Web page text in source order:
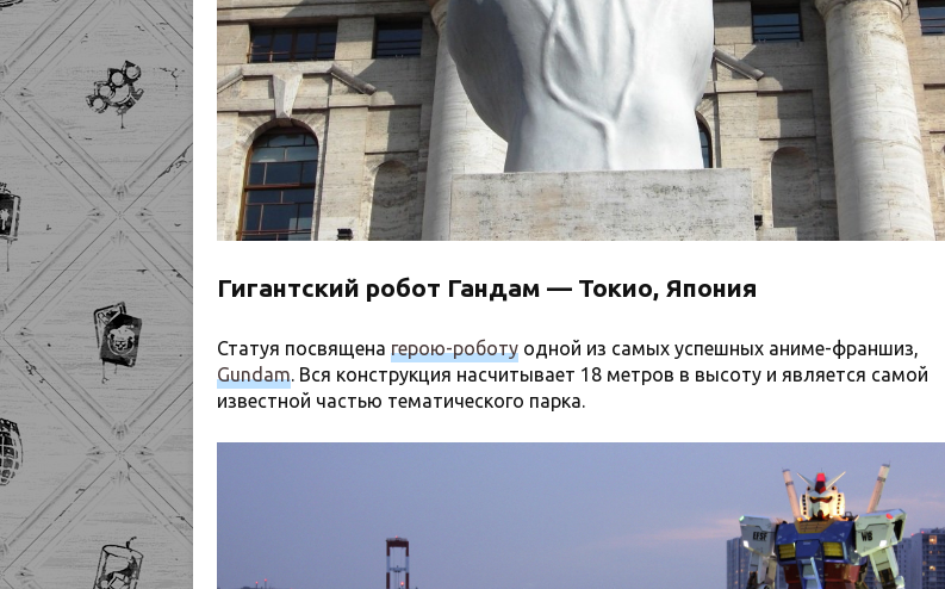
Гигантский робот Гандам — Токио, Япония
Статуя посвящена герою-роботу одной из самых успешных аниме-франшиз,
Gundam. Вся конструкция насчитывает 18 метров в высоту и является самой
известной частью тематического парка.